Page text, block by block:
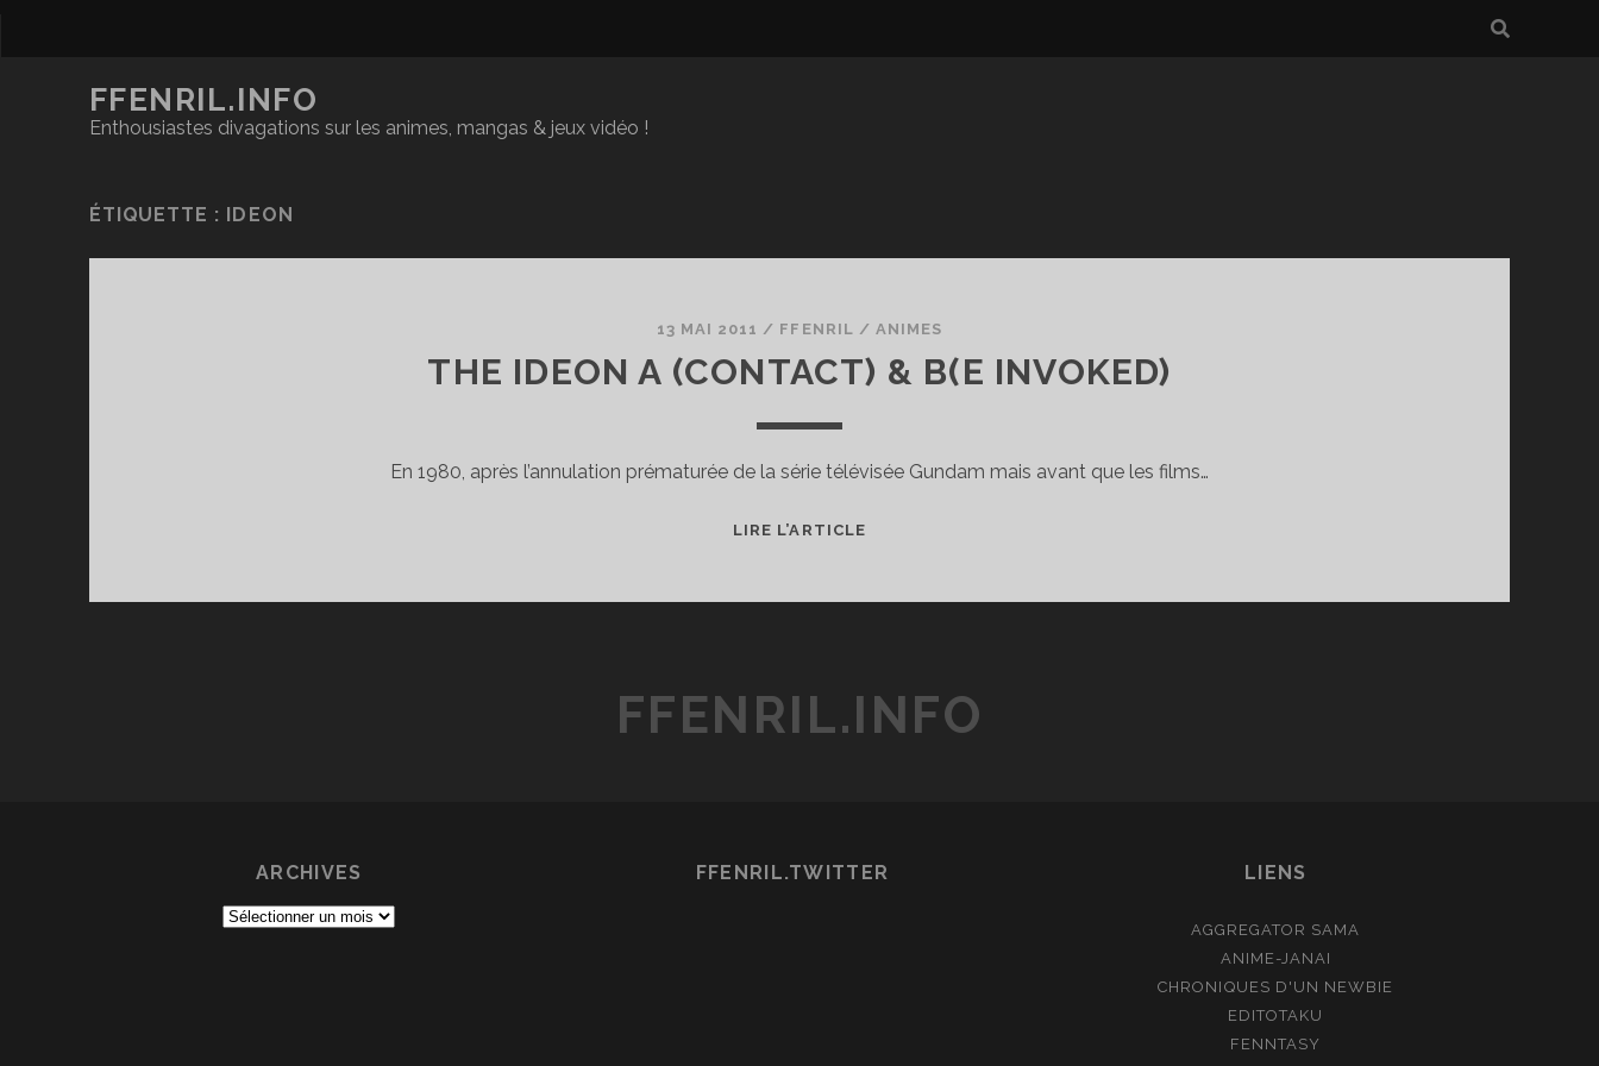
FFENRIL.INFO
Enthousiastes divagations sur les animes, mangas & jeux vidéo !
ÉTIQUETTE : IDEON
13 MAI 2011 / FFENRIL / ANIMES
THE IDEON A (CONTACT) & B(E INVOKED)
En 1980, après l’annulation prématurée de la série télévisée Gundam mais avant que les films…
LIRE L’ARTICLETHE
INVOKED)
FFENRIL.INFO
ARCHIVES
Archives
FFENRIL.TWITTER LIENS
AGGREGATOR SAMA
ANIME-JANAI
CHRONIQUES D'UN NEWBIE
EDITOTAKU
FENNTASY